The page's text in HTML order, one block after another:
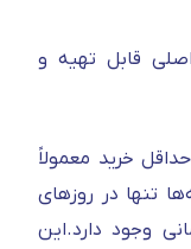
قابل تهیه و
خرید معمولاً
کارخانه‌ها تنها در روزهای
وجود دارد.این